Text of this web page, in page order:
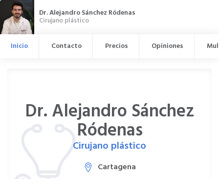
Dr. Alejandro Sánchez Ródenas
Cirujano plástico
Inicio Contacto Precios Opiniones
Dr. Alejandro Sánchez
Ródenas
Cirujano plástico
Cartagena